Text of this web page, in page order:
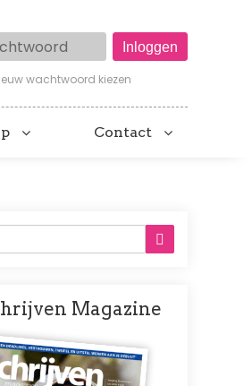
wachtwoord kiezen
Contact
Magazine